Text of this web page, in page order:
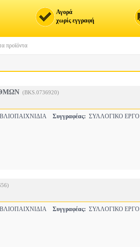
Αγορά
χωρίς εγγραφή
προϊόντα
(BKS.0736920)
Συγγραφέας: ΣΥΛΛΟΓΙΚΟ ΕΡΓΟ
Συγγραφέας: ΣΥΛΛΟΓΙΚΟ ΕΡΓΟ